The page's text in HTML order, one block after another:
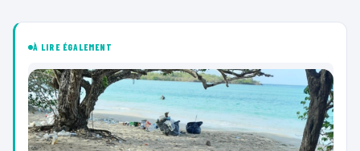
À LIRE ÉGALEMENT